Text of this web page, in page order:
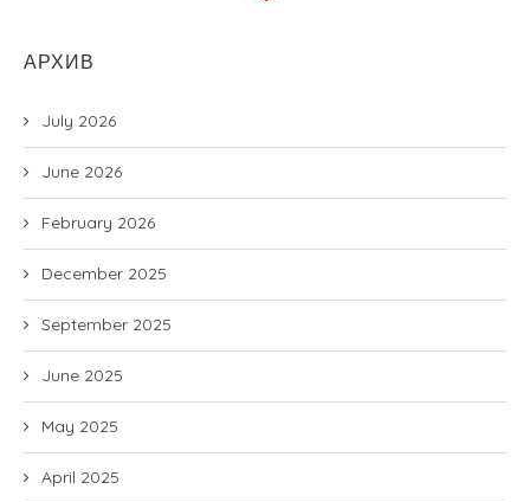
АРХИВ
July 2026
June 2026
February 2026
December 2025
September 2025
June 2025
May 2025
April 2025